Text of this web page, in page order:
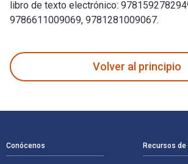
libro de texto electrónico:
9786611009069, 9781281009067.
Volver al principio
Conócenos Recursos